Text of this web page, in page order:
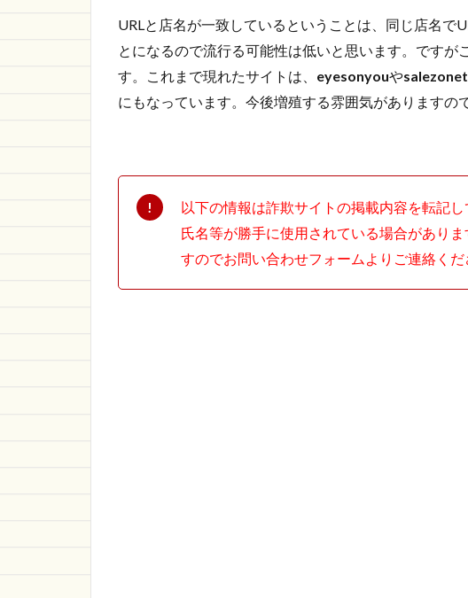
は他に
も！
さい
ごに
URLと店名が一致しているということは、同じ店名で
とになるので流行る可能性は低いと思います。ですが
す。これまで現れたサイトは、 eyesonyouや
にもなっています。今後増殖する雰囲気がありますの
以下の情報は詐欺サイトの掲載内容を転記
氏名等が勝手に使用されている場合があり
すのでお問い合わせフォームよりご連絡くだ